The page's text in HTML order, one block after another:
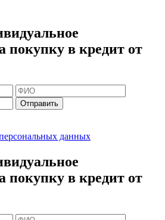
покупку в кредит от
Отправить
данных
покупку в кредит от